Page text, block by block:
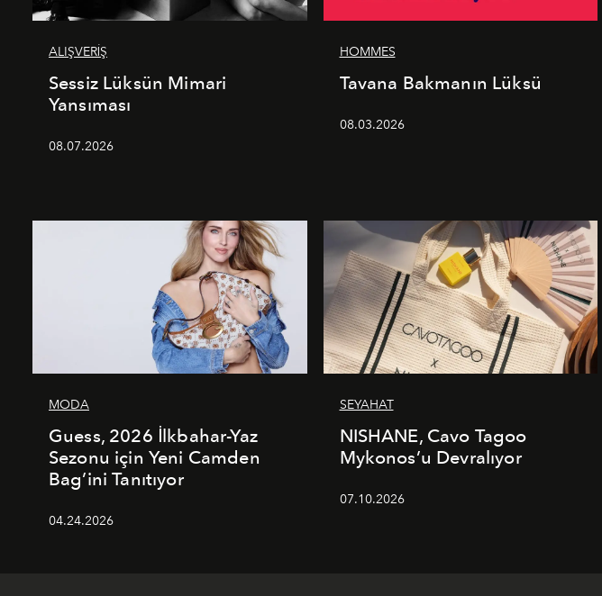
ALIŞVERİŞ
Sessiz Lüksün Mimari
Yansıması
08.07.2026
HOMMES
Tavana Bakmanın Lüksü
08.03.2026
MODA
Guess, 2026 İlkbahar-Yaz
Sezonu için Yeni Camden
Bag’ini Tanıtıyor
04.24.2026
SEYAHAT
NISHANE, Cavo Tagoo
Mykonos’u Devralıyor
07.10.2026